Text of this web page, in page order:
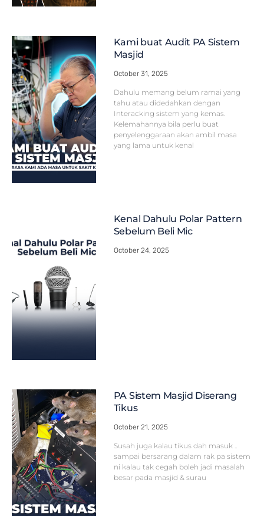
Kami buat Audit PA Sistem
Masjid
October 31, 2025
Dahulu memang belum ramai yang
tahu atau didedahkan dengan
Interacking sistem yang kemas.
Kelemahannya bila perlu buat
penyelenggaraan akan ambil masa
yang lama untuk kenal
Kenal Dahulu Polar Pattern
Sebelum Beli Mic
October 24, 2025
PA Sistem Masjid Diserang
Tikus
October 21, 2025
Susah juga kalau tikus dah masuk ..
sampai bersarang dalam rak pa sistem
ni kalau tak cegah boleh jadi masalah
besar pada masjid & surau